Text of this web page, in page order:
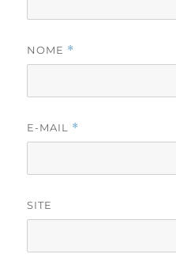
NOME *
E-MAIL *
SITE